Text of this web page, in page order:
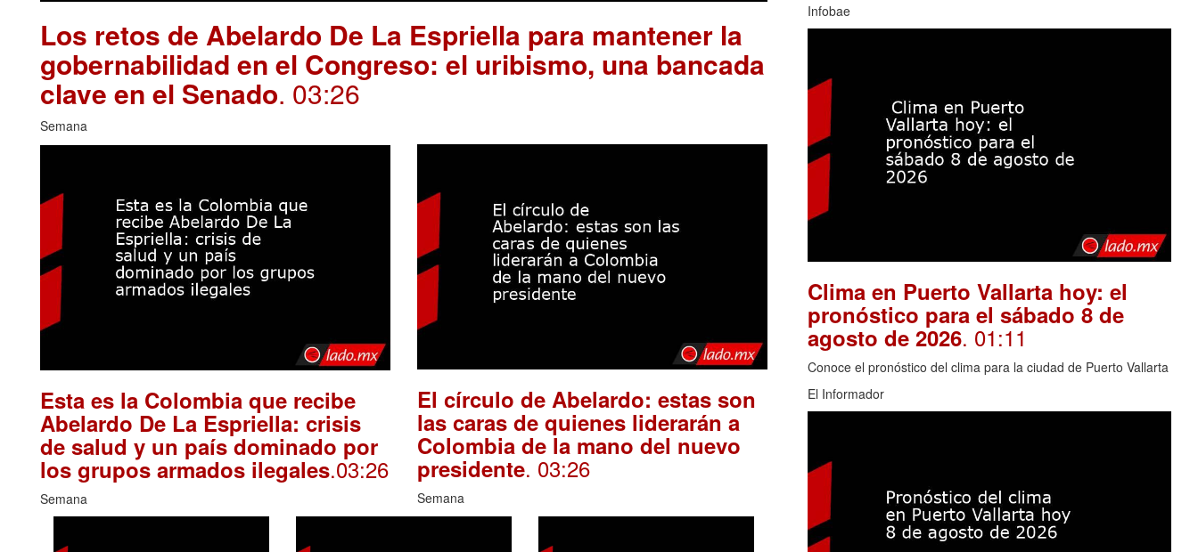
Los retos de Abelardo De La Espriella para mantener la
gobernabilidad en el Congreso: el uribismo, una bancada
clave en el Senado. 03:26
Semana
Esta es la Colombia que recibe
Abelardo De La Espriella: crisis
de salud y un país dominado por
los grupos armados ilegales.03:26
Semana
El círculo de Abelardo: estas son
las caras de quienes liderarán a
Colombia de la mano del nuevo
presidente. 03:26
Semana
Infobae
Clima en Puerto Vallarta hoy: el
pronóstico para el sábado 8 de
agosto de 2026. 01:11
Conoce el pronóstico del clima para la ciudad de Puerto Vallarta
El Informador